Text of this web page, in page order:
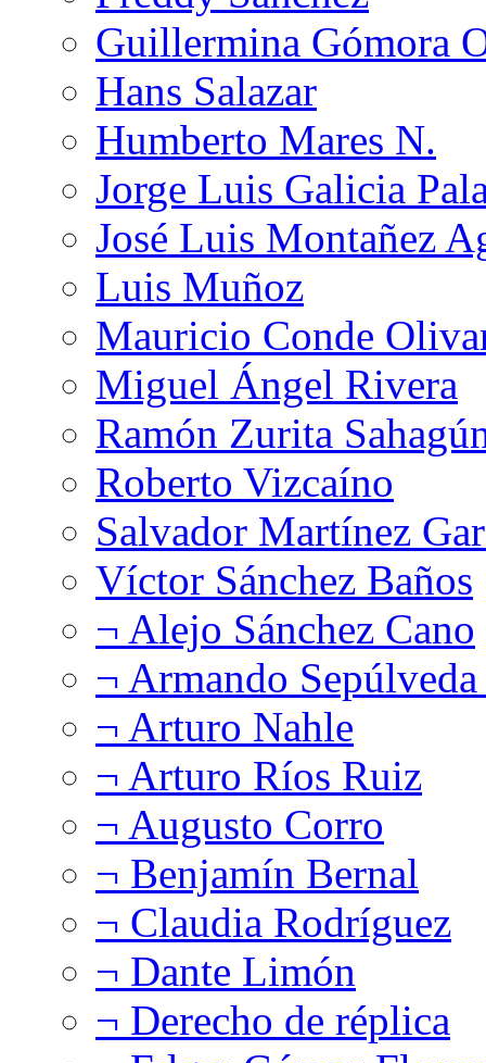
Guillermina Gómora
Hans Salazar
Humberto Mares N.
Jorge Luis Galicia
José Luis Montañez
Luis Muñoz
Mauricio Conde
Miguel Ángel Rivera
Ramón Zurita
Roberto Vizcaíno
Salvador Martínez
Víctor Sánchez Baños
¬ Alejo Sánchez Cano
¬ Armando
¬ Arturo Nahle
¬ Arturo Ríos Ruiz
¬ Augusto Corro
¬ Benjamín Bernal
¬ Claudia Rodríguez
¬ Dante Limón
¬ Derecho de réplica